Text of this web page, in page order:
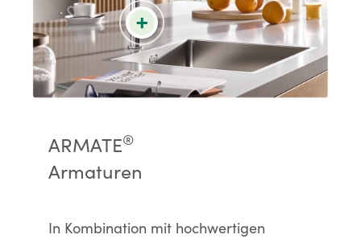
+
ARMATE®
Armaturen
In Kombination mit hochwertigen